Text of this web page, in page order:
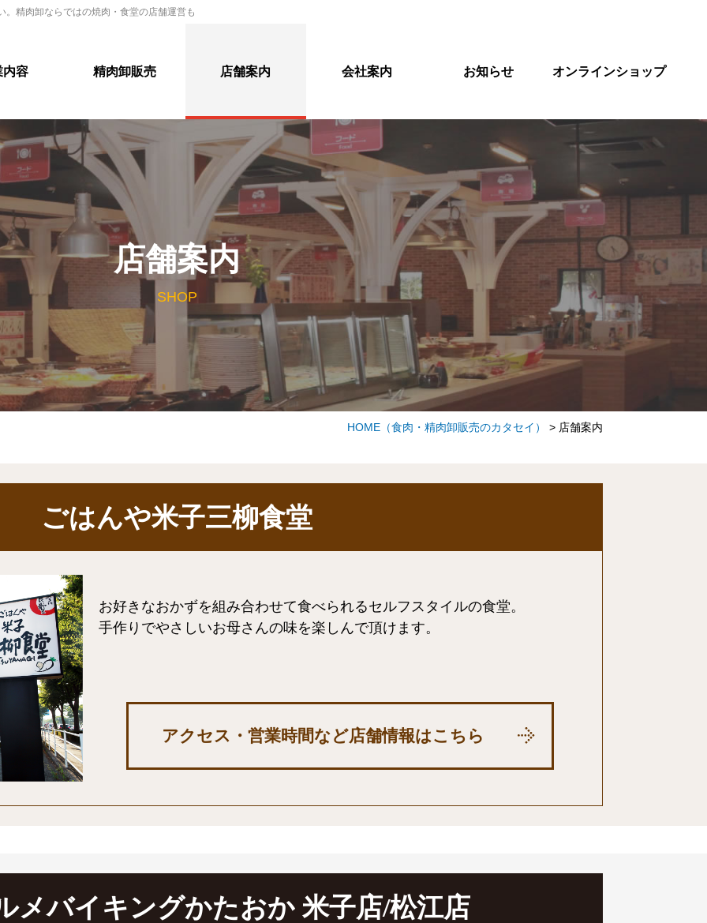
精肉卸ならではの焼肉・食堂の店舗運営も
内容 精肉卸販売 店舗案内 会社案内 お知らせ オンラインショップ
店舗案内
SHOP
HOME （食肉・精肉卸販売のカタセイ） > 店舗案内
ごはんや米子三柳食堂
お好きなおかずを組み合わせて食べられるセルフスタイルの食堂。
手作りでやさしいお母さんの味を楽しんで頂けます。
アクセス・営業時間など店舗情報はこちら
メバイキングかたおか 米子店/松江店